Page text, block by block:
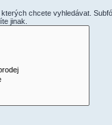
chcete vyhledávat.
jinak.